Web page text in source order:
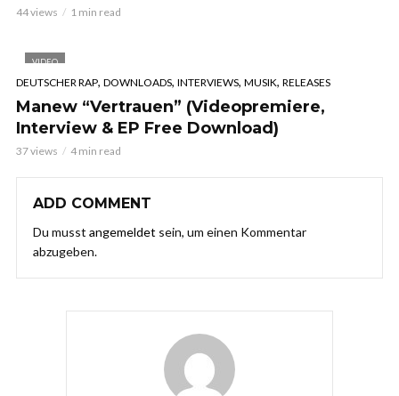
44 views 1 min read
VIDEO
DEUTSCHER RAP, DOWNLOADS, INTERVIEWS, MUSIK, RELEASES
Manew “Vertrauen” (Videopremiere,
Interview & EP Free Download)
37 views 4 min read
ADD COMMENT
Du musst angemeldet sein, um einen Kommentar
abzugeben.